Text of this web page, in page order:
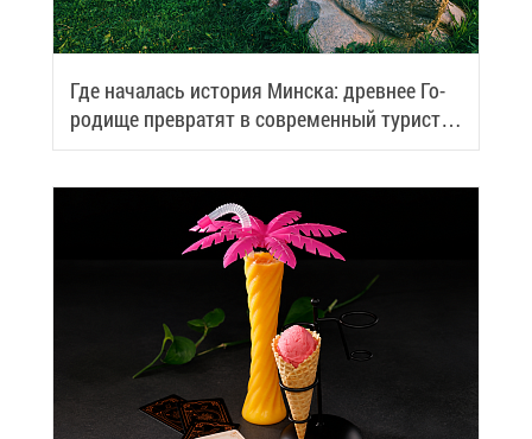
Где на­ча­лась ис­то­рия Мин­ска: древ­нее Го­
ро­ди­ще пре­вра­тят в со­вре­мен­ный ту­ри­сти­
че­ский центр